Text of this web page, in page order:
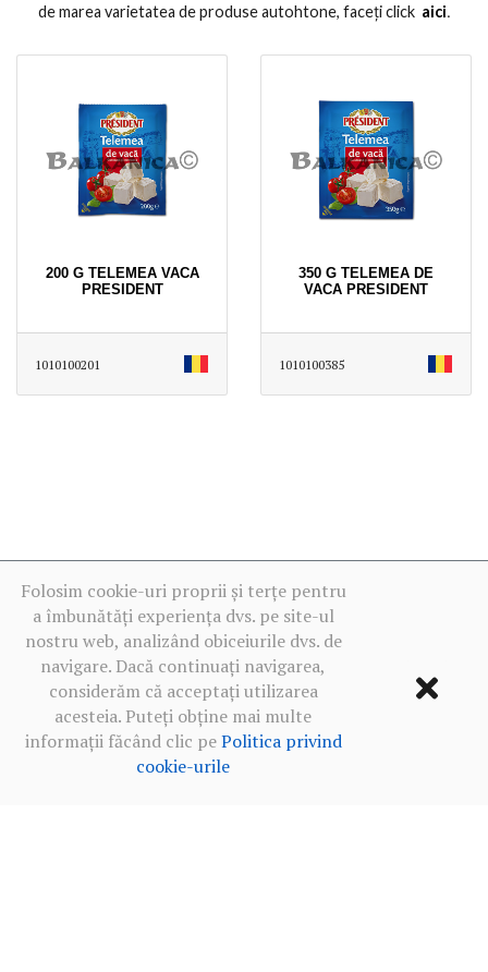
de marea varietatea de produse autohtone, faceți click aici․
200 G TELEMEA VACA
PRESIDENT
1010100201
350 G TELEMEA DE
VACA PRESIDENT
1010100385
Folosim cookie-uri proprii și terțe pentru
a îmbunătăți experiența dvs. pe site-ul
nostru web, analizând obiceiurile dvs. de
navigare. Dacă continuați navigarea,
considerăm că acceptați utilizarea
acesteia. Puteți obține mai multe
informații făcând clic pePolitica privind
cookie-urile